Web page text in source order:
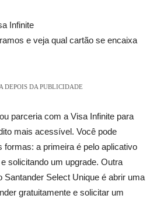
Infinite
e veja qual cartão se encaixa
DEPOIS DA PUBLICIDADE
parceria com a Visa Infinite para
mais acessível. Você pode
formas: a primeira é pelo aplicativo
solicitando um upgrade. Outra
Santander Select Unique é abrir uma
gratuitamente e solicitar um